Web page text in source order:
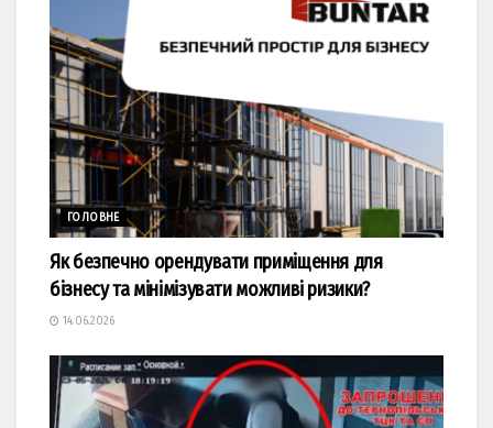
ГОЛОВНЕ
Як безпечно орендувати приміщення для
бізнесу та мінімізувати можливі ризики?
14.06.2026